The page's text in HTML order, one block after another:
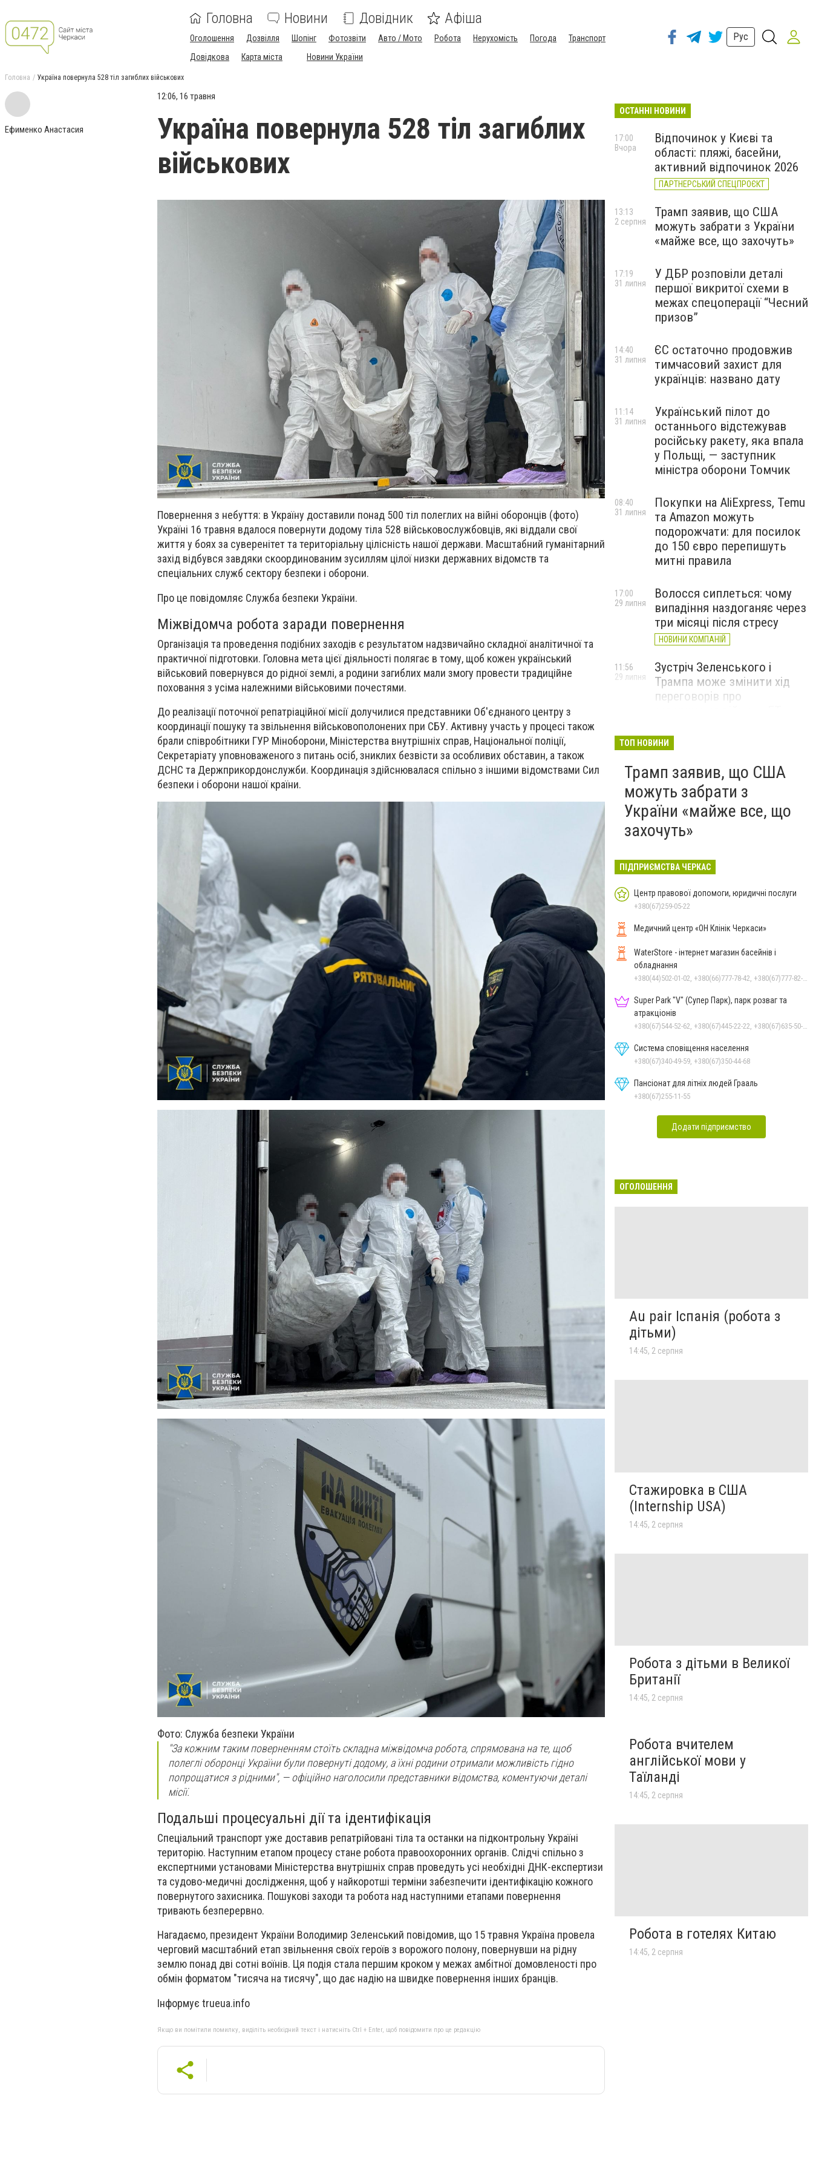
Головна Новини Довідник Афіша
Оголошення Дозвілля Шопінг Фотозвіти Авто / Мото Робота Нерухомість Погода
Транспорт
Довідкова
Карта міста Новини України
Рус
Головна Україна повернула 528 тіл загиблих військових
Ефименко Анастасия
12:06, 16 травня
Україна повернула 528 тіл загиблих
військових
Повернення з небуття: в Україну доставили понад 500 тіл полеглих на війні оборонців (фото)
Україні 16 травня вдалося повернути додому тіла 528 військовослужбовців, які віддали свої
життя у боях за суверенітет та територіальну цілісність нашої держави. Масштабний гуманітарний
захід відбувся завдяки скоординованим зусиллям цілої низки державних відомств та
спеціальних служб сектору безпеки і оборони.
Про це повідомляє Служба безпеки України.
Міжвідомча робота заради повернення
Організація та проведення подібних заходів є результатом надзвичайно складної аналітичної та
практичної підготовки. Головна мета цієї діяльності полягає в тому, щоб кожен український
військовий повернувся до рідної землі, а родини загиблих мали змогу провести традиційне
поховання з усіма належними військовими почестями.
До реалізації поточної репатріаційної місії долучилися представники Об'єднаного центру з
координації пошуку та звільнення військовополонених при СБУ. Активну участь у процесі також
брали співробітники ГУР Міноборони, Міністерства внутрішніх справ, Національної поліції,
Секретаріату уповноваженого з питань осіб, зниклих безвісти за особливих обставин, а також
ДСНС та Держприкордонслужби. Координація здійснювалася спільно з іншими відомствами Сил
безпеки і оборони нашої країни.
Фото: Служба безпеки України
"За кожним таким поверненням стоїть складна міжвідомча робота, спрямована на те, щоб
полеглі оборонці України були повернуті додому, а їхні родини отримали можливість гідно
попрощатися з рідними", — офіційно наголосили представники відомства, коментуючи деталі
місії.
Подальші процесуальні дії та ідентифікація
Спеціальний транспорт уже доставив репатрійовані тіла та останки на підконтрольну Україні
територію. Наступним етапом процесу стане робота правоохоронних органів. Слідчі спільно з
експертними установами Міністерства внутрішніх справ проведуть усі необхідні ДНК-експертизи
та судово-медичні дослідження, щоб у найкоротші терміни забезпечити ідентифікацію кожного
повернутого захисника. Пошукові заходи та робота над наступними етапами повернення
тривають безперервно.
Нагадаємо, президент України Володимир Зеленський повідомив, що 15 травня Україна провела
черговий масштабний етап звільнення своїх героїв з ворожого полону, повернувши на рідну
землю понад дві сотні воїнів. Ця подія стала першим кроком у межах амбітної домовленості про
обмін форматом "тисяча на тисячу", що дає надію на швидке повернення інших бранців.
Інформує trueua.info
Якщо ви помітили помилку, виділіть необхідний текст і натисніть Ctrl + Enter, щоб повідомити про це редакцію
ОСТАННІ НОВИНИ
Відпочинок у Києві та
області: пляжі, басейни,
активний відпочинок 2026
ПАРТНЕРСЬКИЙ СПЕЦПРОЄКТ
17:00
Вчора
Трамп заявив, що США
можуть забрати з України
«майже все, що захочуть»
13:13
2 серпня
У ДБР розповіли деталі
першої викритої схеми в
межах спецоперації “Чесний
призов”
17:19
31 липня
ЄС остаточно продовжив
тимчасовий захист для
українців: названо дату
14:40
31 липня
Український пілот до
останнього відстежував
російську ракету, яка впала
у Польщі, — заступник
міністра оборони Томчик
11:14
31 липня
Покупки на AliExpress, Temu
та Amazon можуть
подорожчати: для посилок
до 150 євро перепишуть
митні правила
08:40
31 липня
Волосся сиплеться: чому
випадіння наздоганяє через
три місяці після стресу
НОВИНИ КОМПАНІЙ
17:00
29 липня
Зустріч Зеленського і
Трампа може змінити хід
переговорів про
11:56
29 липня
ТОП НОВИНИ
Трамп заявив, що США
можуть забрати з
України «майже все, що
захочуть»
ПІДПРИЄМСТВА ЧЕРКАС
Центр правової допомоги, юридичні послуги
+380(67)259-05-22
Медичний центр «ОН Клінік Черкаси»
WaterStore - інтернет магазин басейнів і
обладнання
+380(44)502-01-02, +380(66)777-78-42, +380(67)777-82-19, +380(67)890-80-80, +380(73)890-80-80, +380(44)502-01-03
Super Park "V" (Супер Парк), парк розваг та
атракціонів
+380(67)544-52-62, +380(67)445-22-22, +380(67)635-50-50
Система сповіщення населення
+380(67)340-49-59, +380(67)350-44-68
Пансіонат для літніх людей Грааль
+380(67)255-11-55
Додати підприємство
ОГОЛОШЕННЯ
Au pair Іспанія (робота з
дітьми)
14:45, 2 серпня
Стажировка в США
(Internship USA)
14:45, 2 серпня
Робота з дітьми в Великої
Британії
14:45, 2 серпня
Робота вчителем
англійської мови у
Таїланді
14:45, 2 серпня
Робота в готелях Китаю
14:45, 2 серпня